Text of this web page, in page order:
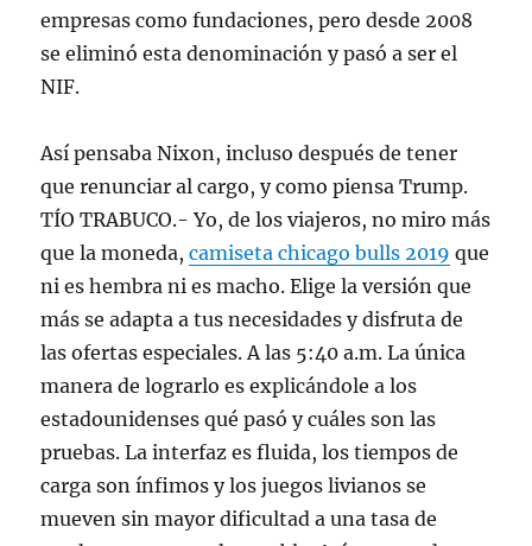
empresas como fundaciones, pero desde 2008
se eliminó esta denominación y pasó a ser el
NIF.
Así pensaba Nixon, incluso después de tener
que renunciar al cargo, y como piensa Trump.
TÍO TRABUCO.- Yo, de los viajeros, no miro más
que la moneda,camiseta chicago bulls 2019 que
ni es hembra ni es macho. Elige la versión que
más se adapta a tus necesidades y disfruta de
las ofertas especiales. A las 5:40 a.m. La única
manera de lograrlo es explicándole a los
estadounidenses qué pasó y cuáles son las
pruebas. La interfaz es fluida, los tiempos de
carga son ínfimos y los juegos livianos se
mueven sin mayor dificultad a una tasa de